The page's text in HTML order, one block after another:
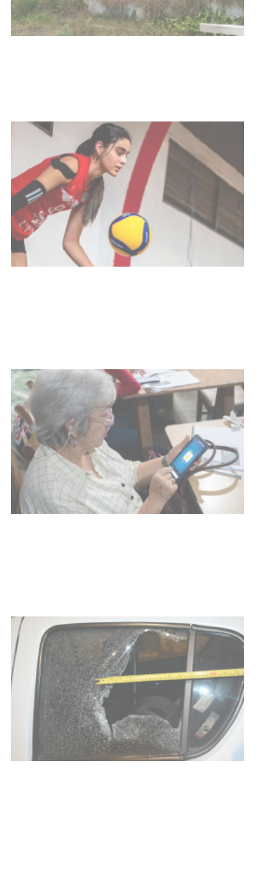
con discapacidad y adultos
mayores
Actualización sobre la agenda de
vacunación contra el
UTE hizo llamado laboral para
personas en situación de